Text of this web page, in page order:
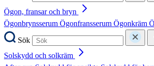
Ögon, fransar och bryn
Ögonbrynsserum Ögonfransserum Ögonkräm
Sök
Solskydd och solkräm